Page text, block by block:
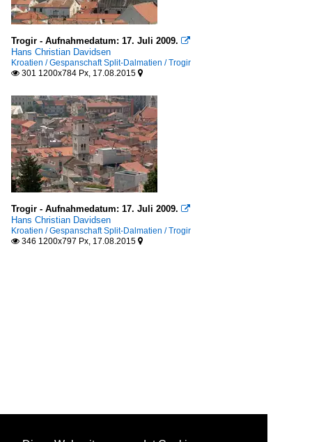
Trogir - Aufnahmedatum: 17. Juli 2009. 
Hans Christian Davidsen
Kroatien / Gespanschaft Split-Dalmatien / Trogir
 301 1200x784 Px, 17.08.2015 
Trogir - Aufnahmedatum: 17. Juli 2009. 
Hans Christian Davidsen
Kroatien / Gespanschaft Split-Dalmatien / Trogir
 346 1200x797 Px, 17.08.2015 